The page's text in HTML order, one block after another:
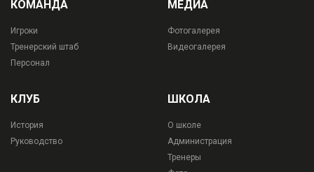
КОМАНДА
Игроки
Тренерский штаб
Персонал
МЕДИА
Фотогалерея
Видеогалерея
КЛУБ
История
Руководство
ШКОЛА
О школе
Администрация
Тренеры